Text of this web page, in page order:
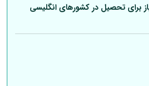
برای تحصیل در کشورهای انگلیسی